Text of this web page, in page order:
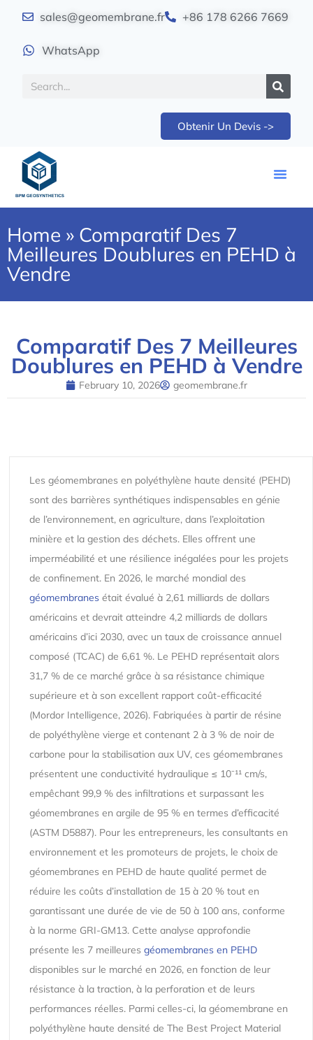
sales@geomembrane.fr +86 178 6266 7669
WhatsApp
Obtenir Un Devis ->
Home » Comparatif Des 7
Meilleures Doublures en PEHD à
Vendre
Comparatif Des 7 Meilleures
Doublures en PEHD à Vendre
February 10, 2026 geomembrane.fr
Les géomembranes en polyéthylène haute densité (PEHD)
sont des barrières synthétiques indispensables en génie
de l’environnement, en agriculture, dans l’exploitation
minière et la gestion des déchets. Elles offrent une
imperméabilité et une résilience inégalées pour les projets
de confinement. En 2026, le marché mondial des
géomembranesétait évalué à 2,61 milliards de dollars
américains et devrait atteindre 4,2 milliards de dollars
américains d’ici 2030, avec un taux de croissance annuel
composé (TCAC) de 6,61 %. Le PEHD représentait alors
31,7 % de ce marché grâce à sa résistance chimique
supérieure et à son excellent rapport coût-efficacité
(Mordor Intelligence, 2026). Fabriquées à partir de résine
de polyéthylène vierge et contenant 2 à 3 % de noir de
carbone pour la stabilisation aux UV, ces géomembranes
présentent une conductivité hydraulique ≤ 10⁻¹¹ cm/s,
empêchant 99,9 % des infiltrations et surpassant les
géomembranes en argile de 95 % en termes d’efficacité
(ASTM D5887). Pour les entrepreneurs, les consultants en
environnement et les promoteurs de projets, le choix de
géomembranes en PEHD de haute qualité permet de
réduire les coûts d’installation de 15 à 20 % tout en
garantissant une durée de vie de 50 à 100 ans, conforme
à la norme GRI-GM13. Cette analyse approfondie
présente les 7 meilleures géomembranes en PEHD
disponibles sur le marché en 2026, en fonction de leur
résistance à la traction, à la perforation et de leurs
performances réelles. Parmi celles-ci, la géomembrane en
polyéthylène haute densité de The Best Project Material